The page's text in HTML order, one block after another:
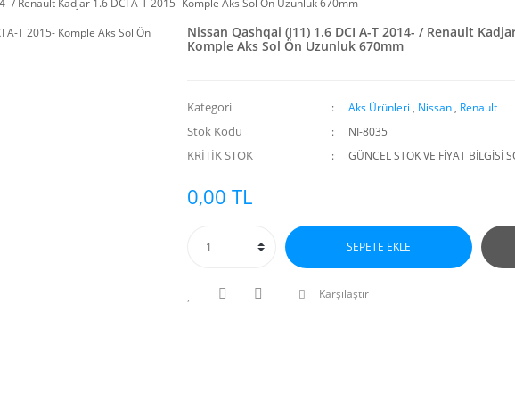
/ Renault Kadjar 1.6 DCI A-T 2015- Komple Aks Sol Ön Uzunluk 670mm
Nissan Qashqai (J11) 1.6 DCI A-T 2014- / Renault
Komple Aks Sol Ön Uzunluk 670mm
Kategori Aks Ürünleri , Nissan , Renault
Stok Kodu NI-8035
KRİTİK STOK GÜNCEL STOK VE FİYAT BİLGİSİ
0,00 TL
SEPETE EKLE
Karşılaştır